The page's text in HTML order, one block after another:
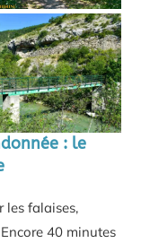
: le
les falaises,
40 minutes